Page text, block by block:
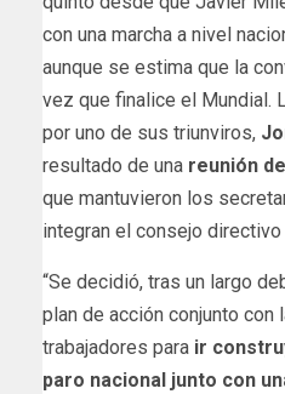
con una marcha a nivel
aunque se estima que la
vez que finalice el Mundial.
por uno de sus triunviros,
resultado de una reunión
que mantuvieron los
integran el consejo
“Se decidió, tras un largo
plan de acción conjunto
trabajadores para ir
paro nacional junto con